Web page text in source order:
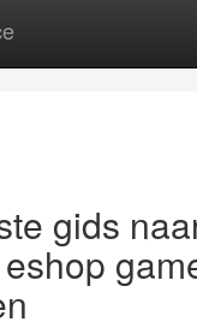
gids